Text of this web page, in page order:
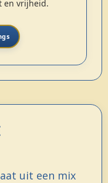
en vrijheid.
uit een mix